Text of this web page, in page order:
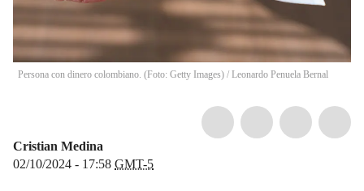
Persona con dinero colombiano. (Foto: Getty Images) / Leonardo Penuela Bernal
Cristian Medina
02/10/2024 - 17:58 GMT-5